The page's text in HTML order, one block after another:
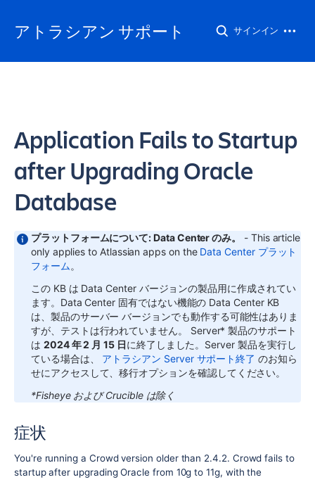
アトラシアン サポート サインイン
Application Fails to Startup
after Upgrading Oracle
Database
プラットフォームについて: Data Center のみ。
- This article
only applies to Atlassian apps on the Data Center プラット
フォーム。
この KB は Data Center バージョンの製品用に作成されてい
ます。Data Center 固有ではない機能の Data Center KB
は、製品のサーバー バージョンでも動作する可能性はありま
すが、テストは行われていません。 Server* 製品のサポート
は 2024 年 2 月 15 日に終了しました。Server 製品を実行し
ている場合は、
アトラシアン Server サポート終了 のお知ら
せにアクセスして、移行オプションを確認してください。
*Fisheye および Crucible は除く
症状
You're running a Crowd version older than 2.4.2. Crowd fails to
startup after upgrading Oracle from 10g to 11g, with the